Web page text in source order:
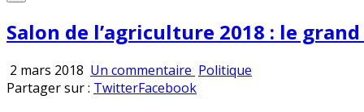
Salon de l’agriculture 2018 : le
2 mars 2018 Un commentaire sur
Salon
Publié
Politique
Partager sur : TwitterFacebook